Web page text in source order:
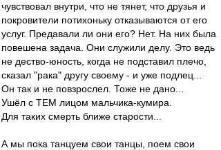
чувствовал внутри, что не тянет, что друзья и
покровители потихоньку отказываются от его
услуг. Предавали ли они его? Нет. На них была
повешена задача. Они служили делу. Это ведь
не дество-юность, когда не подставил плечо,
сказал "рака" другу своему - и уже подлец...
Он так и не повзрослел. Тоже не дано...
Ушёл с ТЕМ лицом мальчика-кумира.
Для таких смерть ближе старости...
А мы пока танцуем свои танцы, поем свои